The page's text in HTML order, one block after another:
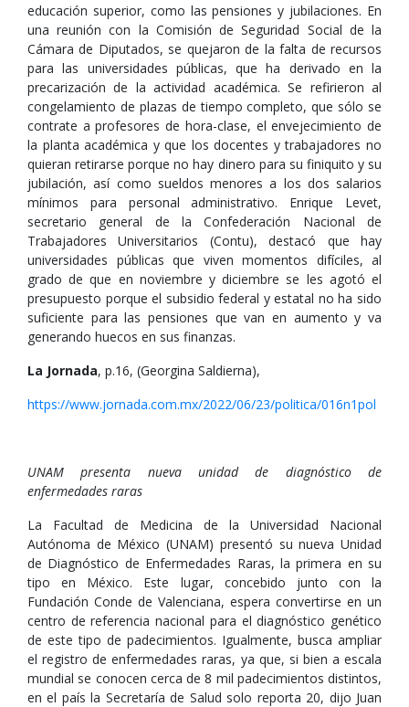
educación superior, como las pensiones y jubilaciones. En
una reunión con la Comisión de Seguridad Social de la
Cámara de Diputados, se quejaron de la falta de recursos
para las universidades públicas, que ha derivado en la
precarización de la actividad académica. Se refirieron al
congelamiento de plazas de tiempo completo, que sólo se
contrate a profesores de hora-clase, el envejecimiento de
la planta académica y que los docentes y trabajadores no
quieran retirarse porque no hay dinero para su finiquito y su
jubilación, así como sueldos menores a los dos salarios
mínimos para personal administrativo. Enrique Levet,
secretario general de la Confederación Nacional de
Trabajadores Universitarios (Contu), destacó que hay
universidades públicas que viven momentos difíciles, al
grado de que en noviembre y diciembre se les agotó el
presupuesto porque el subsidio federal y estatal no ha sido
suficiente para las pensiones que van en aumento y va
generando huecos en sus finanzas.
La Jornada, p.16, (Georgina Saldierna),
https://www.jornada.com.mx/2022/06/23/politica/016n1pol
UNAM presenta nueva unidad de diagnóstico de
enfermedades raras
La Facultad de Medicina de la Universidad Nacional
Autónoma de México (UNAM) presentó su nueva Unidad
de Diagnóstico de Enfermedades Raras, la primera en su
tipo en México. Este lugar, concebido junto con la
Fundación Conde de Valenciana, espera convertirse en un
centro de referencia nacional para el diagnóstico genético
de este tipo de padecimientos. Igualmente, busca ampliar
el registro de enfermedades raras, ya que, si bien a escala
mundial se conocen cerca de 8 mil padecimientos distintos,
en el país la Secretaría de Salud solo reporta 20, dijo Juan